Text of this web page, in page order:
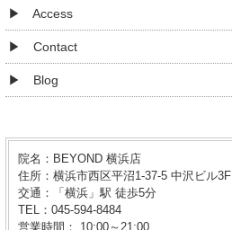
院名：BEYOND 横浜店
住所：横浜市西区平沼1-37-5 中沢ビル3F
交通：「横浜」駅 徒歩5分
TEL：045-594-8484
営業時間： 10:00～21:00
Access
Contact
Blog